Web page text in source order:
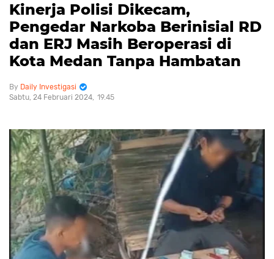
Kinerja Polisi Dikecam,
Pengedar Narkoba Berinisial RD
dan ERJ Masih Beroperasi di
Kota Medan Tanpa Hambatan
Daily Investigasi
Sabtu, 24 Februari 2024 19.45